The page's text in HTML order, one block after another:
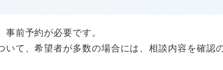
前予約が必要です。
いて、希望者が多数の場合には、相談内容を確認の